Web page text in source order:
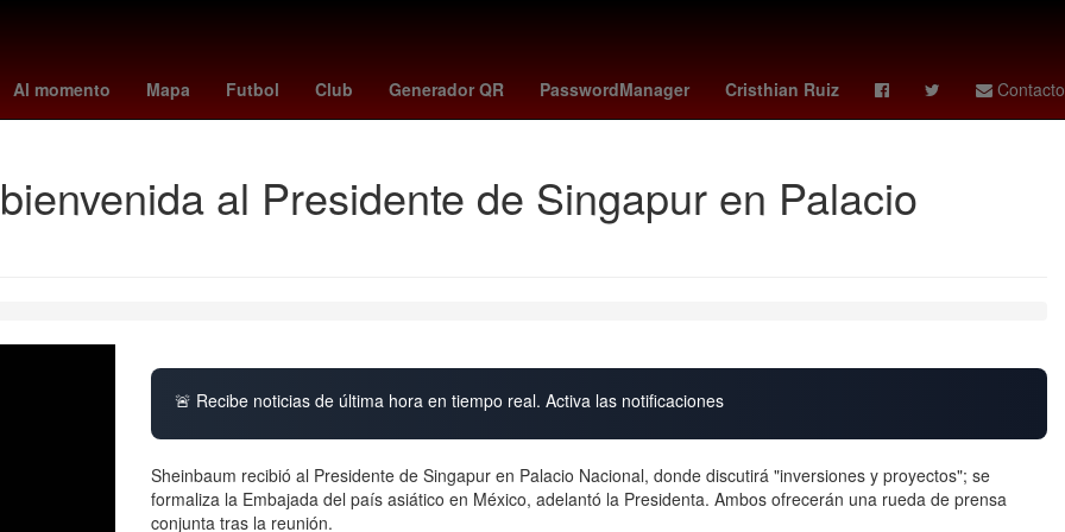
Al momento Mapa Futbol Club Generador QR PasswordManager Cristhian Ruiz Contacto
HBO guardians - mets escenas post creditos spiderman Venezolanos chivas femenil Argentina kansas vs eagles hoy
al Presidente de Singapur en Palacio
🚨 Recibe noticias de última hora en tiempo real. Activa las notificaciones
Sheinbaum recibió al Presidente de Singapur en Palacio Nacional, donde discutirá "inversiones y proyectos"; se
formaliza la Embajada del país asiático en México, adelantó la Presidenta. Ambos ofrecerán una rueda de prensa
conjunta tras la reunión.